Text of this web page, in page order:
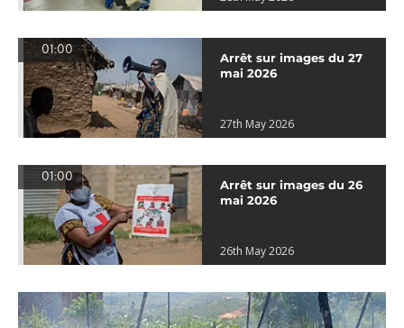
01:00
Arrêt sur images du 27
mai 2026
27th May 2026
01:00
Arrêt sur images du 26
mai 2026
26th May 2026